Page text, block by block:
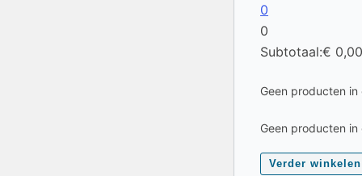
0
0
Subtotaal:€ 0,00
Geen producten
Geen producten
Verder winkelen